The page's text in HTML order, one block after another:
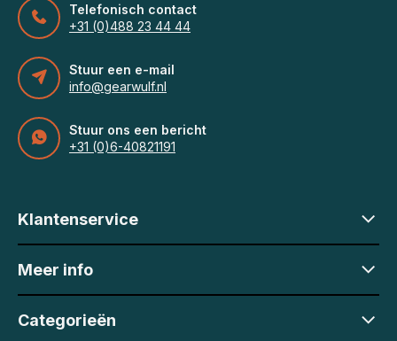
Telefonisch contact
+31 (0)488 23 44 44
Stuur een e-mail
info@gearwulf.nl
Stuur ons een bericht
+31 (0)6-40821191
Klantenservice
Meer info
Categorieën